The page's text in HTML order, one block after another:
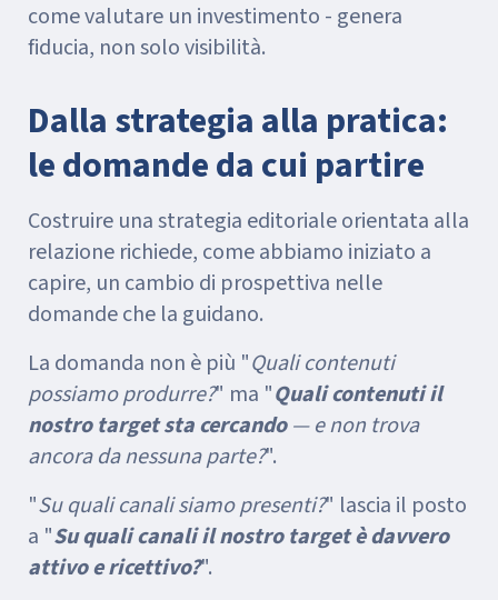
come valutare un investimento - genera
fiducia, non solo visibilità.
Dalla strategia alla pratica:
le domande da cui partire
Costruire una strategia editoriale orientata alla
relazione richiede, come abbiamo iniziato a
capire, un cambio di prospettiva nelle
domande che la guidano.
La domanda non è più "Quali contenuti
possiamo produrre?" ma "Quali contenuti il
nostro target sta cercando— e non trova
ancora da nessuna parte?".
"Su quali canali siamo presenti?" lascia il posto
a "Su quali canali il nostro target è davvero
attivo e ricettivo?".